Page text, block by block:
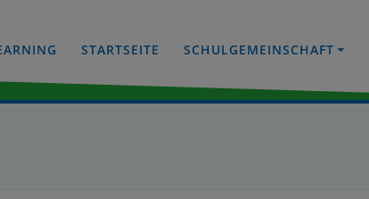
STARTSEITE SCHULGEMEINSCHAFT